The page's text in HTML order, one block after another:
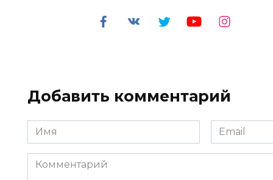
Добавить комментарий
Имя
*
Email
*
Комментарий